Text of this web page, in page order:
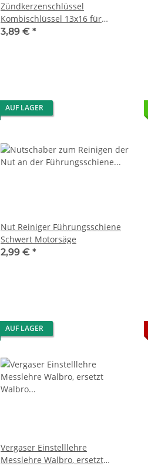
Zündkerzenschlüssel
Kombischlüssel 13x16 für
Motorsäge Heckenschere
3,89 € *
AUF LAGER
Nut Reiniger Führungsschiene
Schwert Motorsäge
2,99 € *
AUF LAGER
Vergaser Einstelllehre
Messlehre Walbro, ersetzt